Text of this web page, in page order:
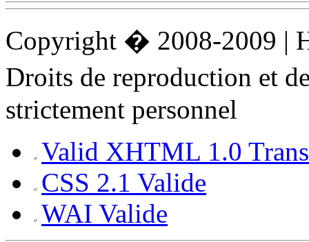
Copyright � 2008-2009 |
Droits de reproduction et
strictement personnel
Valid XHTML 1.0
CSS 2.1 Valide
WAI Valide